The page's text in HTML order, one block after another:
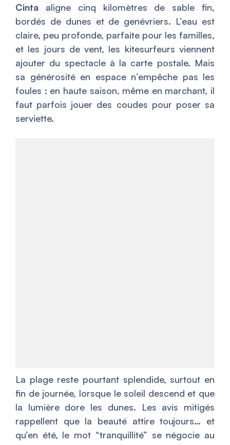
Cinta aligne cinq kilomètres de sable fin,
bordés de dunes et de genévriers. L’eau est
claire, peu profonde, parfaite pour les familles,
et les jours de vent, les kitesurfeurs viennent
ajouter du spectacle à la carte postale. Mais
sa générosité en espace n’empêche pas les
foules : en haute saison, même en marchant, il
faut parfois jouer des coudes pour poser sa
serviette.
La plage reste pourtant splendide, surtout en
fin de journée, lorsque le soleil descend et que
la lumière dore les dunes. Les avis mitigés
rappellent que la beauté attire toujours… et
qu’en été, le mot “tranquillité” se négocie au